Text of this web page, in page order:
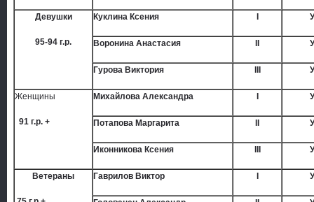
Девушки
95-94 г.р.
Куклина Ксения
Воронина Анастасия
Гурова Виктория
Женщины
91 г.р. +
Михайлова Александра
Потапова Маргарита
Иконникова Ксения
Ветераны Гаврилов Виктор